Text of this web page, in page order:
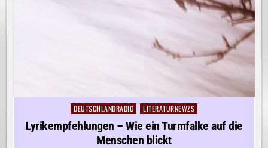
Posted
in
DEUTSCHLANDRADIO LITERATURNEWZS
Lyrikempfehlungen – Wie ein Turmfalke auf die
Menschen blickt